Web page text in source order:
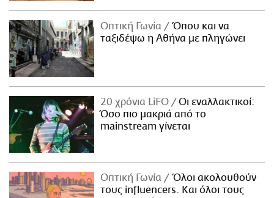
Οπτική Γωνία
Όπου και να
ταξιδέψω η Αθήνα με πληγώνει
20 χρόνια LiFO
Οι εναλλακτικοί:
Όσο πιο μακριά από το
mainstream γίνεται
Οπτική Γωνία
Όλοι ακολουθούν
τους influencers. Και όλοι τους